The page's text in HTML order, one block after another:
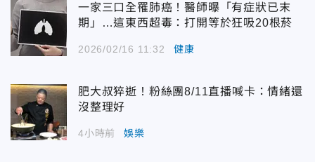
一家三口全罹肺癌！醫師曝「有症狀已末
期」…這東西超毒：打開等於狂吸20根菸
2026/02/16 11:32 健康
肥大叔猝逝！粉絲團8/11直播喊卡：情緒還
沒整理好
4小時前 娛樂